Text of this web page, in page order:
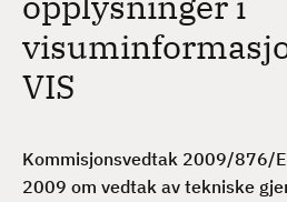
VIS
Kommisjonsvedtak 2009/876/
2009 om vedtak av tekniske